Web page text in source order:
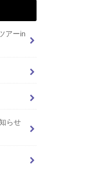
アーin
らせ